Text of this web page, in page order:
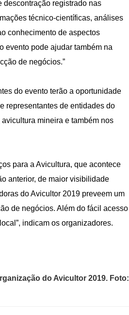
registrado nas
técnico-científicas, análises
conhecimento de aspectos
evento pode ajudar também na
de negócios.”
do evento terão a oportunidade
representantes de entidades do
mineira e também nos
para a Avicultura, que acontece
anterior, de maior visibilidade
do Avicultor 2019 preveem um
de negócios. Além do fácil acesso
indicam os organizadores.
do Avicultor 2019. Foto: